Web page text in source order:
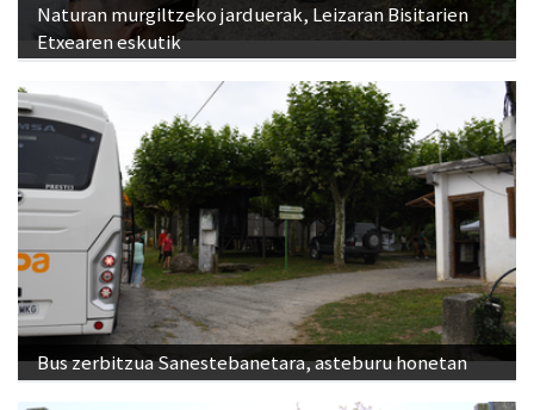
Naturan murgiltzeko jarduerak, Leizaran Bisitarien
Etxearen eskutik
Bus zerbitzua Sanestebanetara, asteburu honetan